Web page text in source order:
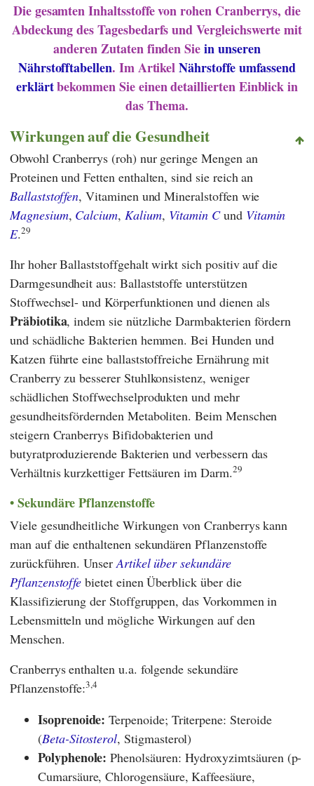
Die gesamten Inhaltsstoffe von rohen Cranberrys, die
Abdeckung des Tagesbedarfs und Vergleichswerte mit
anderen Zutaten finden Siein unseren
Nährstofftabellen. Im ArtikelNährstoffe umfassend
erklärtbekommen Sie einen detaillierten Einblick in
das Thema.
Wirkungen auf die Gesundheit
Obwohl Cranberrys (roh) nur geringe Mengen an
Proteinen und Fetten enthalten, sind sie reich an
Ballaststoffen, Vitaminen und Mineralstoffen wie
Magnesium, Calcium, Kalium, Vitamin Cund Vitamin
E.29
Ihr hoher Ballaststoffgehalt wirkt sich positiv auf die
Darmgesundheit aus: Ballaststoffe unterstützen
Stoffwechsel- und Körperfunktionen und dienen als
Präbiotika, indem sie nützliche Darmbakterien fördern
und schädliche Bakterien hemmen. Bei Hunden und
Katzen führte eine ballaststoffreiche Ernährung mit
Cranberry zu besserer Stuhlkonsistenz, weniger
schädlichen Stoffwechselprodukten und mehr
gesundheitsfördernden Metaboliten. Beim Menschen
steigern Cranberrys Bifidobakterien und
butyratproduzierende Bakterien und verbessern das
Verhältnis kurzkettiger Fettsäuren im Darm.29
Sekundäre Pflanzenstoffe
Viele gesundheitliche Wirkungen von Cranberrys kann
man auf die enthaltenen sekundären Pflanzenstoffe
zurückführen. UnserArtikel über sekundäre
Pflanzenstoffe bietet einen Überblick über die
Klassifizierung der Stoffgruppen, das Vorkommen in
Lebensmitteln und mögliche Wirkungen auf den
Menschen.
Cranberrys enthalten u.a. folgende sekundäre
Pflanzenstoffe:3,4
Isoprenoide: Terpenoide; Triterpene: Steroide
(Beta-Sitosterol, Stigmasterol)
Polyphenole: Phenolsäuren: Hydroxyzimtsäuren (p-
Cumarsäure, Chlorogensäure, Kaffeesäure,